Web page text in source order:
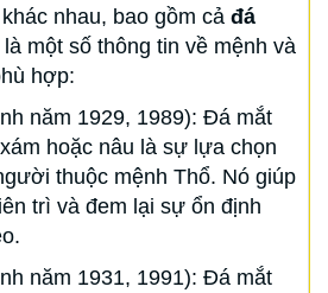
nhau, bao gồm cả đá
một số thông tin về mệnh và
hợp:
năm 1929, 1989): Đá mắt
hoặc nâu là sự lựa chọn
thuộc mệnh Thổ. Nó giúp
trì và đem lại sự ổn định
năm 1931, 1991): Đá mắt